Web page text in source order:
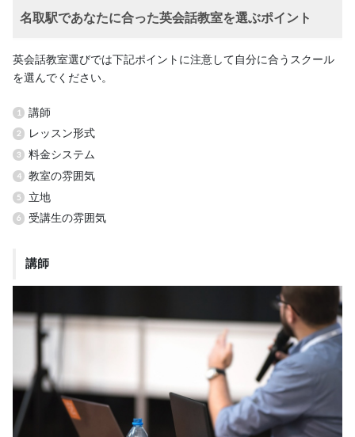
名取駅であなたに合った英会話教室を選ぶポイント
英会話教室選びでは下記ポイントに注意して自分に合うスクール
を選んでください。
講師
レッスン形式
料金システム
教室の雰囲気
立地
受講生の雰囲気
講師